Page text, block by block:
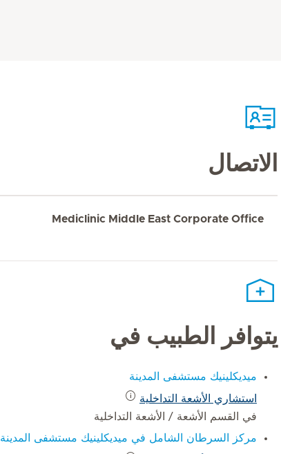
الاتصال
Mediclinic Middle East Corporate Office
يتوافر الطبيب في
ميديكلينيك مستشفى المدينة
استشاري الأشعة التداخلية
في القسم الأشعة / الأشعة التداخلية
مركز السرطان الشامل في ميديكلينيك مستشفى المدينة